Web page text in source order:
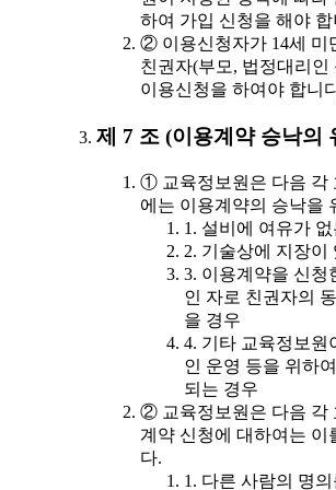
하여 가입 신청을 해야 합
② 이용신청자가 14세 미
친권자(부모, 법정대리인
이용신청을 하여야 합니
제 7 조 (이용계약 승낙의
① 교육정보원은 다음 각
에는 이용계약의 승낙을
1. 설비에 여유가
2. 기술상에 지장이
3. 이용계약을 신청
인 자로 친권자의
을 경우
4. 기타 교육정보원
인 운영 등을 위하
되는 경우
② 교육정보원은 다음 각
계약 신청에 대하여는 이
다.
1. 다른 사람의 명